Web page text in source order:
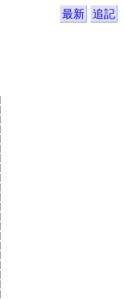
最新 追記
|
|
|
|
|
|
|
|
|
|
|
|
|
|
|
|
|
|
|
|
|